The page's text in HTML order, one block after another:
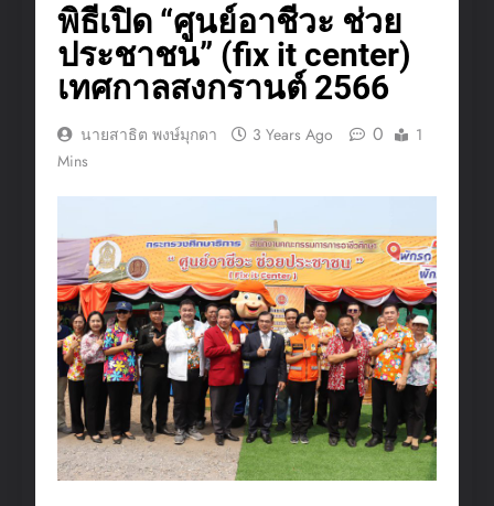
พิธีเปิด “ศูนย์อาชีวะ ช่วย
ประชาชน” (fix it center)
เทศกาลสงกรานต์ 2566
นายสาธิต พงษ์มุกดา 3 Years Ago 0
1
Mins